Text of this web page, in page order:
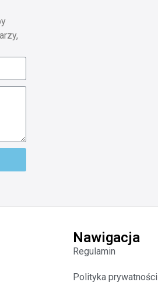
Nawigacja
Regulamin
Polityka prywatności